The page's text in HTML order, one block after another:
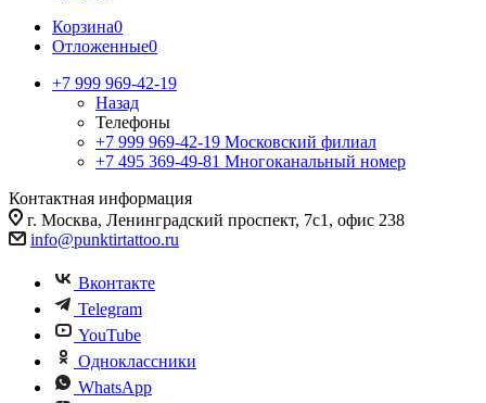
Корзина0
Отложенные0
+7 999 969-42-19
Назад
Телефоны
+7 999 969-42-19 Московский филиал
+7 495 369-49-81 Многоканальный номер
Контактная информация
г. Москва, Ленинградский проспект, 7с1, офис 238
info@punktirtattoo.ru
Вконтакте
Telegram
YouTube
Одноклассники
WhatsApp